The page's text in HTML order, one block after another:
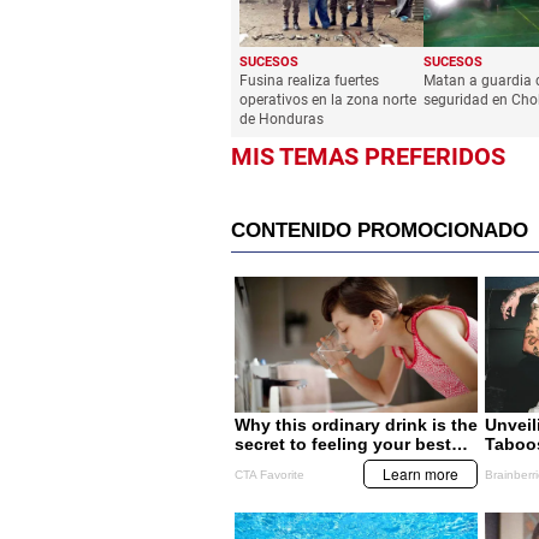
SUCESOS
Fusina realiza fuertes
operativos en la zona norte
de Honduras
SUCESOS
Matan a guardia
seguridad en
MIS TEMAS PREFERIDOS